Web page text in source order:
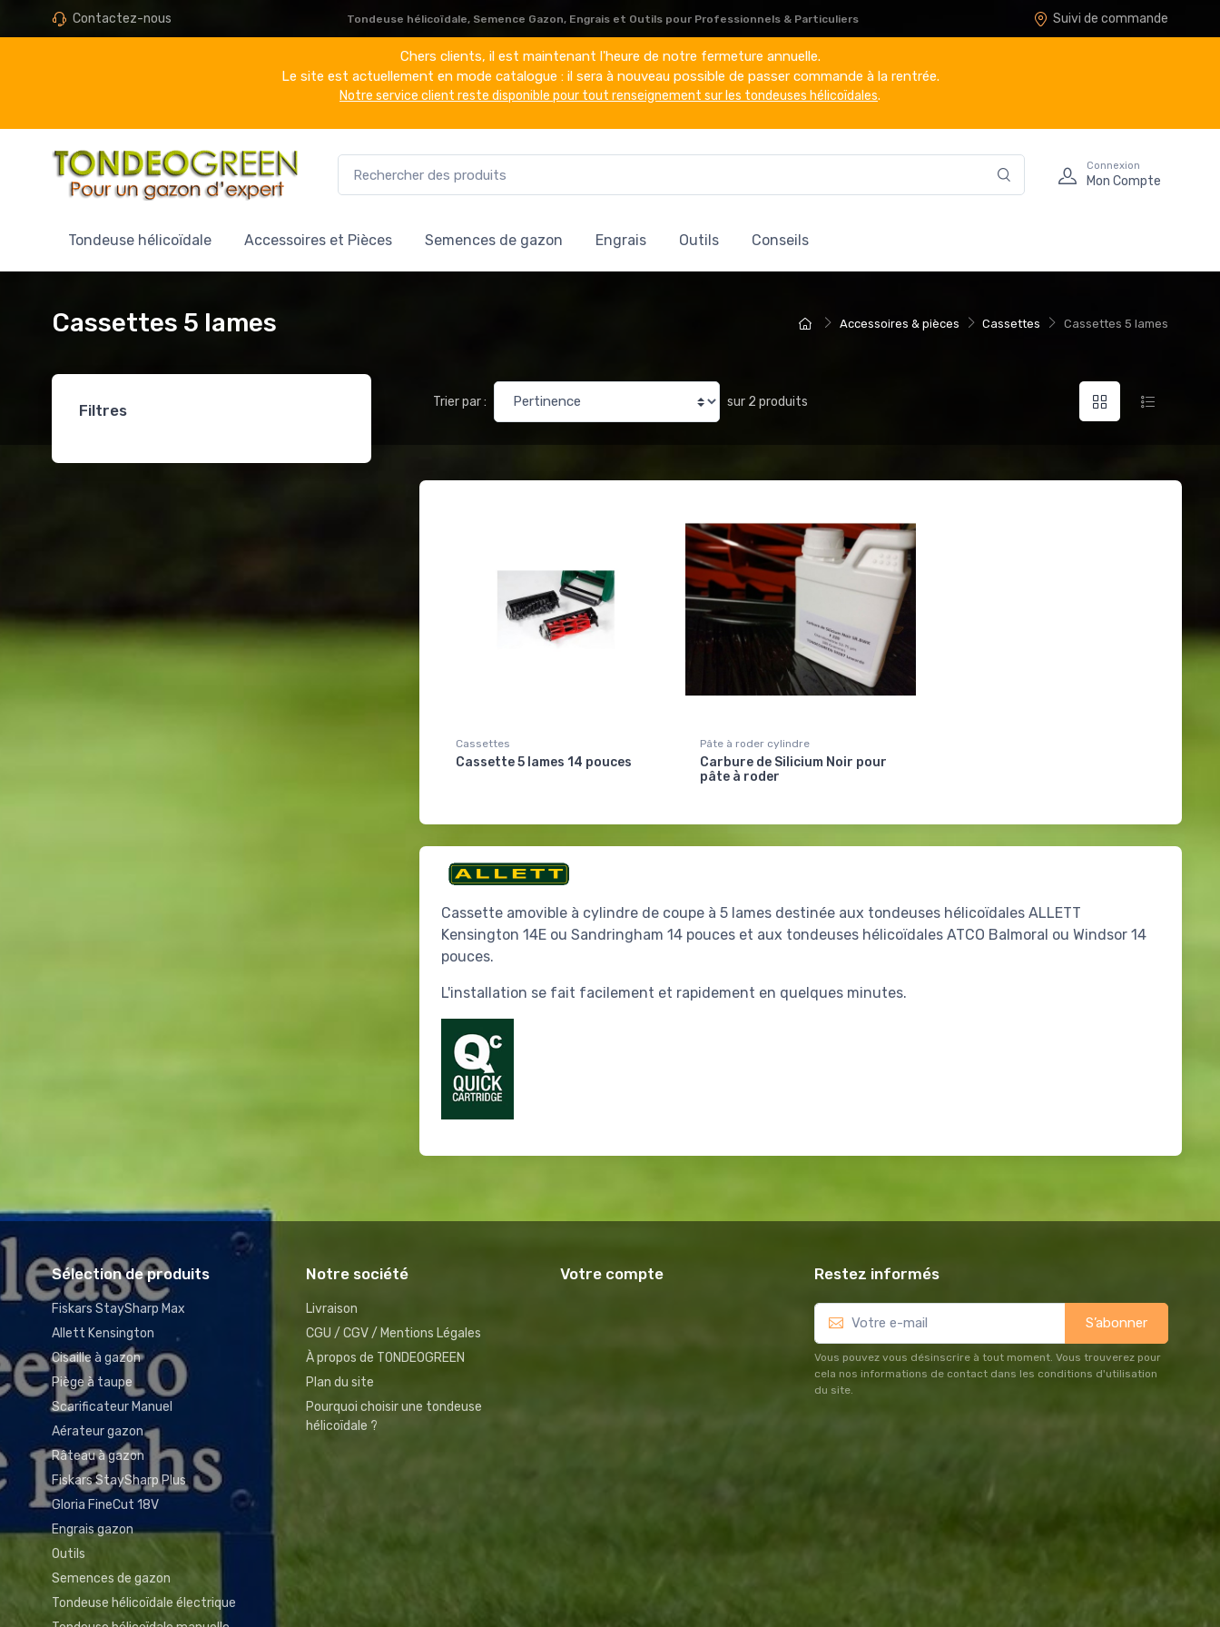
Contactez-nous Tondeuse hélicoïdale, Semence Gazon, Engrais et Outils pour Professionnels & Particuliers Suivi de commande
Chers clients, il est maintenant l'heure de notre fermeture annuelle.
Le site est actuellement en mode catalogue : il sera à nouveau possible de passer commande à la rentrée.
Notre service client reste disponible pour tout renseignement sur les tondeuses hélicoïdales.
Connexion
Mon Compte
Tondeuse hélicoïdale Accessoires et Pièces Semences de gazon Engrais Outils Conseils
Accessoires & pièces Cassettes Cassettes 5 lames
Cassettes 5 lames
Filtres Trier par : sur 2 produits
Cassette amovible à cylindre de coupe à 5 lames destinée aux tondeuses hélicoïdales ALLETT
Kensington 14E ou Sandringham 14 pouces et aux tondeuses hélicoïdales ATCO Balmoral ou Windsor 14
pouces.
L'installation se fait facilement et rapidement en quelques minutes.
Cassettes
Cassette 5 lames 14 pouces
Pâte à roder cylindre
Carbure de Silicium Noir pour
pâte à roder
Sélection de produits
Fiskars StaySharp Max
Allett Kensington
Cisaille à gazon
Piège à taupe
Scarificateur Manuel
Aérateur gazon
Râteau à gazon
Fiskars StaySharp Plus
Gloria FineCut 18V
Engrais gazon
Outils
Semences de gazon
Tondeuse hélicoïdale électrique
Notre société
Livraison
CGU / CGV / Mentions Légales
À propos de TONDEOGREEN
Plan du site
Pourquoi choisir une tondeuse
hélicoïdale ?
Votre compte Restez informés
S’abonner
Vous pouvez vous désinscrire à tout moment. Vous trouverez pour
cela nos informations de contact dans les conditions d'utilisation
du site.